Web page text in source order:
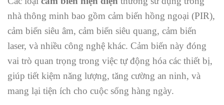
nhà thông minh bao gồm cảm biến hồng ngoại (PIR),
cảm biến siêu âm, cảm biến siêu quang, cảm biến
laser, và nhiều công nghệ khác. Cảm biến này đóng
vai trò quan trọng trong việc tự động hóa các thiết bị,
giúp tiết kiệm năng lượng, tăng cường an ninh, và
mang lại tiện ích cho cuộc sống hàng ngày.